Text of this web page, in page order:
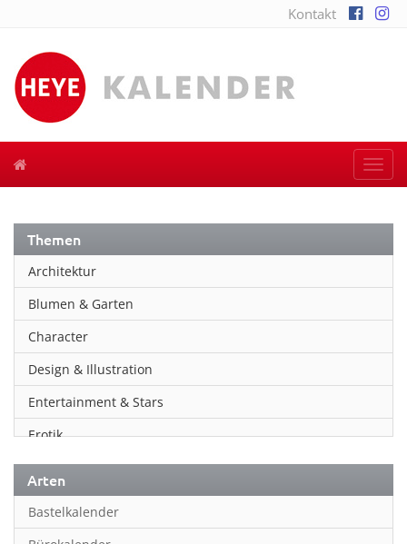
Kontakt
Themen
Architektur
Blumen & Garten
Character
Design & Illustration
Entertainment & Stars
Erotik
Essen & Trinken
Familienplaner
Fantasy
Arten
Bastelkalender